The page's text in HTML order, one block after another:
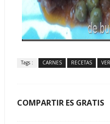
Tags : CARNES RECETAS
COMPARTIR ES GRATIS